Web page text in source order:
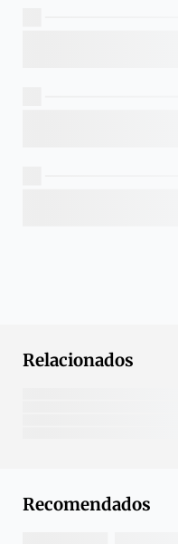
Relacionados
Recomendados